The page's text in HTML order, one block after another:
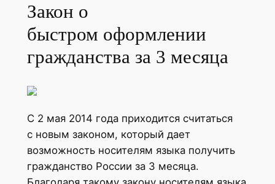
Закон о
быстром оформлении
гражданства за 3 месяца
С 2 мая 2014 года приходится считаться
с новым законом, который дает
возможность носителям языка получить
гражданство России за 3 месяца.